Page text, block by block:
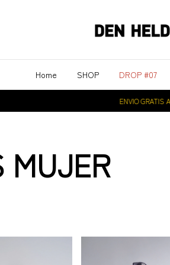
Home SHOP DROP #07
ENVIO GRATIS A
MUJER